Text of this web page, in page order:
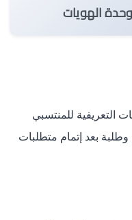
وحدة الهويات
التعريفية للمنتسبي
بعد إتمام متطلبات